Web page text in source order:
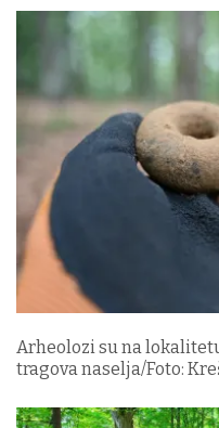
Arheolozi su na
tragova naselja/Foto: